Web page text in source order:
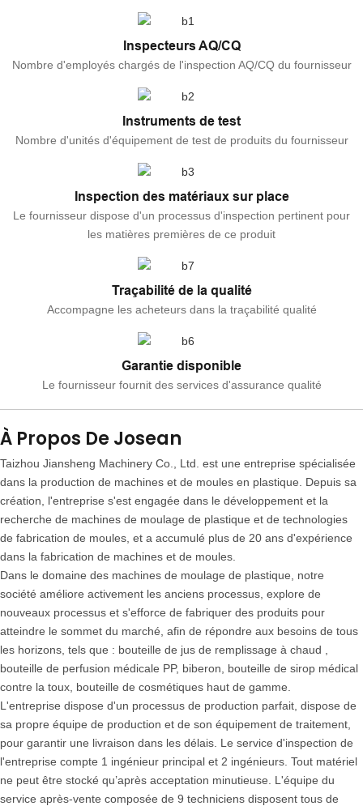
Inspecteurs AQ/CQ
Nombre d'employés chargés de l'inspection AQ/CQ du fournisseur
Instruments de test
Nombre d'unités d'équipement de test de produits du fournisseur
Inspection des matériaux sur place
Le fournisseur dispose d'un processus d'inspection pertinent pour
les matières premières de ce produit
Traçabilité de la qualité
Accompagne les acheteurs dans la traçabilité qualité
Garantie disponible
Le fournisseur fournit des services d'assurance qualité
À Propos De Josean
Taizhou Jiansheng Machinery Co., Ltd. est une entreprise spécialisée
dans la production de machines et de moules en plastique. Depuis sa
création, l'entreprise s'est engagée dans le développement et la
recherche de machines de moulage de plastique et de technologies
de fabrication de moules, et a accumulé plus de 20 ans d'expérience
dans la fabrication de machines et de moules.
Dans le domaine des machines de moulage de plastique, notre
société améliore activement les anciens processus, explore de
nouveaux processus et s'efforce de fabriquer des produits pour
atteindre le sommet du marché, afin de répondre aux besoins de tous
les horizons, tels que : bouteille de jus de remplissage à chaud ,
bouteille de perfusion médicale PP, biberon, bouteille de sirop médical
contre la toux, bouteille de cosmétiques haut de gamme.
L'entreprise dispose d'un processus de production parfait, dispose de
sa propre équipe de production et de son équipement de traitement,
pour garantir une livraison dans les délais. Le service d'inspection de
l'entreprise compte 1 ingénieur principal et 2 ingénieurs. Tout matériel
ne peut être stocké qu’après acceptation minutieuse. L'équipe du
service après-vente composée de 9 techniciens disposent tous de